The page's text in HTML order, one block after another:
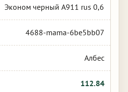
Эконом черный А911 rus 0,6
4688-mama-6be5bb07
Албес
112.84